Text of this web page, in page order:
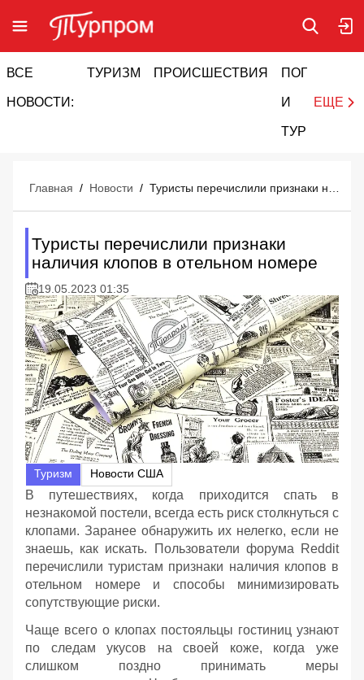
ВСЕ
НОВОСТИ:
ТУРИЗМ ПРОИСШЕСТВИЯ ПОГОДА
И
ТУРИЗМ
ЕЩЕ
Главная / Новости /
Туристы перечислили признаки
наличия клопов в отельном номере
19.05.2023 01:35
Туризм Новости США
В путешествиях, когда приходится спать в
незнакомой постели, всегда есть риск столкнуться с
клопами. Заранее обнаружить их нелегко, если не
знаешь, как искать. Пользователи форума Reddit
перечислили туристам признаки наличия клопов в
отельном номере и способы минимизировать
сопутствующие риски.
Чаще всего о клопах постояльцы гостиниц узнают
по следам укусов на своей коже, когда уже
слишком поздно принимать меры